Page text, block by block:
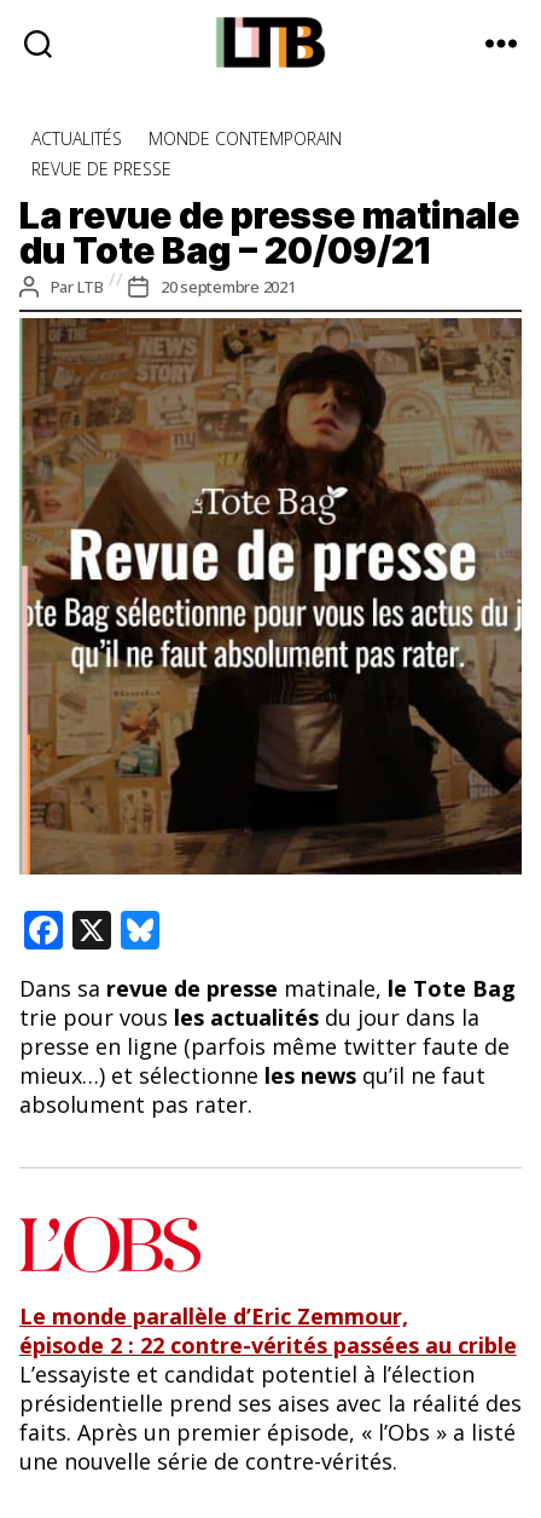
Bag
Média
d'information
quotidienne
Catégories
ACTUALITÉS
MONDE CONTEMPORAIN
REVUE DE PRESSE
La revue de presse matinale
du Tote Bag – 20/09/21
Auteur
de
l’article
ParLTB
Date
de
l’article
20 septembre 2021
F
e
b
o
o
k
X Bl
u
e
sk
y
Dans sa revue de presse matinale, le Tote Bag
trie pour vous les actualitésdu jour dans la
presse en ligne (parfois même twitter faute de
mieux…) et sélectionne les newsqu’il ne faut
absolument pas rater.
Le monde parallèle d’Eric Zemmour,
épisode 2 : 22 contre-vérités passées au crible
L’essayiste et candidat potentiel à l’élection
présidentielle prend ses aises avec la réalité des
faits. Après un premier épisode, « l’Obs » a listé
une nouvelle série de contre-vérités.